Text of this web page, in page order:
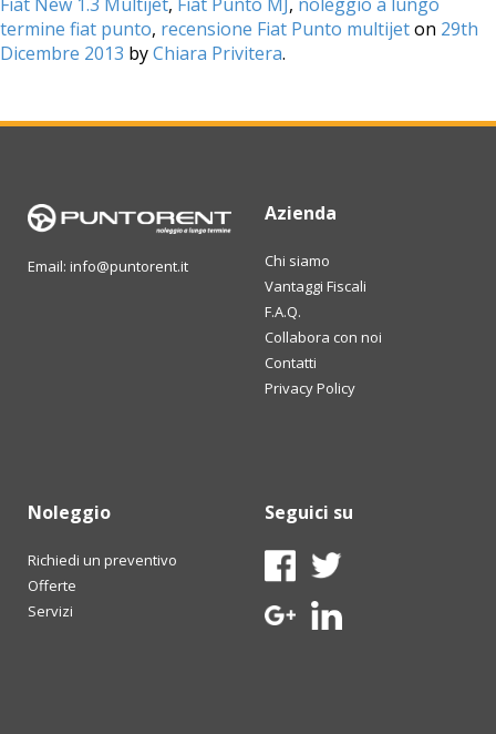
termine fiat punto, recensione Fiat Punto multijeton 29th
Dicembre 2013 byChiara Privitera.
Email: info@puntorent.it
Azienda
Chi siamo
Vantaggi Fiscali
F.A.Q.
Collabora con noi
Contatti
Privacy Policy
Noleggio
Richiedi un preventivo
Offerte
Servizi
Seguici su